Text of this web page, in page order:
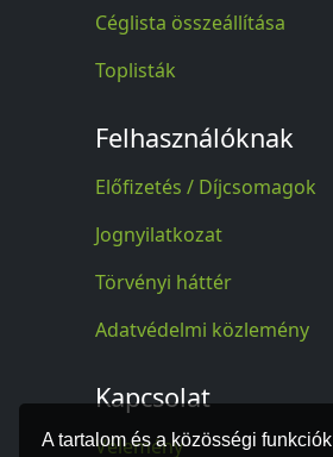
A tartalom és a közösségi funkciók
Céglista összeállítása
Toplisták
Felhasználóknak
Előfizetés / Díjcsomagok
Jognyilatkozat
Törvényi háttér
Adatvédelmi közlemény
Kapcsolat
Vélemény